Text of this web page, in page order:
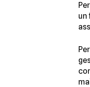
un